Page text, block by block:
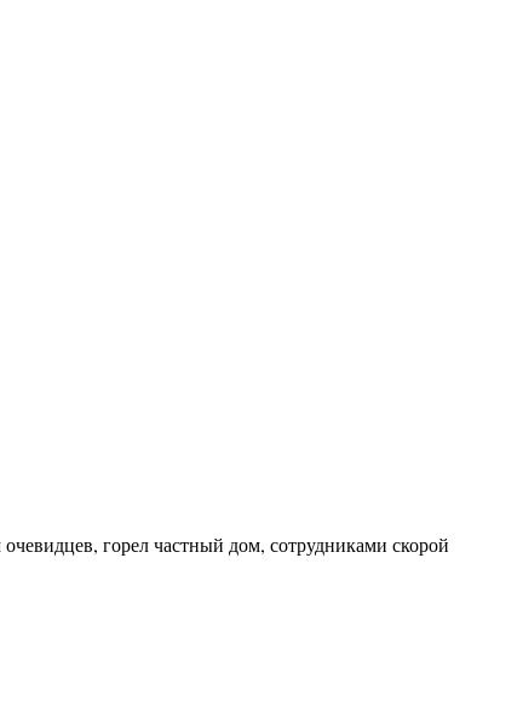
горел частный дом, сотрудниками скорой